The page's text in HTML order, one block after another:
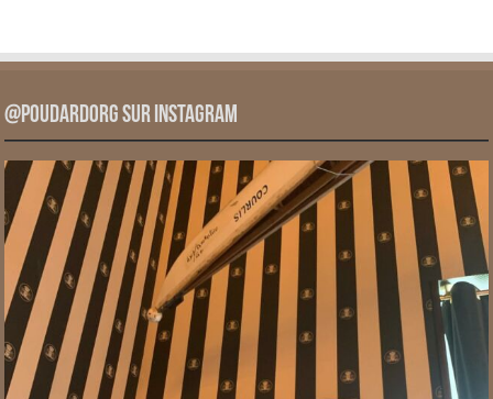
@PoudardOrg sur Instagram